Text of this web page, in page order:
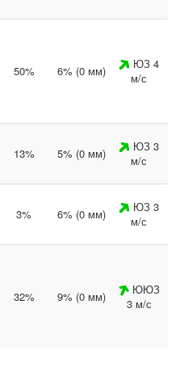
50% 6% (0 мм)
ЮЗ 4
м/с
13% 5% (0 мм)
ЮЗ 3
м/с
3% 6% (0 мм)
ЮЗ 3
м/с
32% 9% (0 мм)
ЮЮЗ
3 м/с